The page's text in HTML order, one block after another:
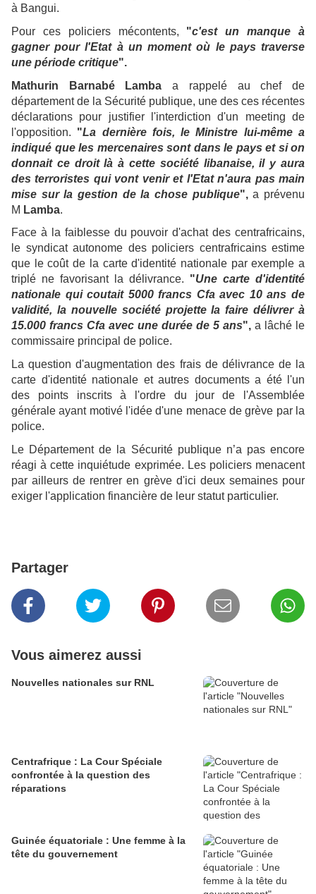
à Bangui.
Pour ces policiers mécontents, "c'est un manque à
gagner pour l'Etat à un moment où le pays traverse
une période critique".
Mathurin Barnabé Lamba a rappelé au chef de
département de la Sécurité publique, une des ces récentes
déclarations pour justifier l'interdiction d'un meeting de
l'opposition. "La dernière fois, le Ministre lui-même a
indiqué que les mercenaires sont dans le pays et si on
donnait ce droit là à cette société libanaise, il y aura
des terroristes qui vont venir et l'Etat n'aura pas main
mise sur la gestion de la chose publique",a prévenu
M Lamba.
Face à la faiblesse du pouvoir d'achat des centrafricains,
le syndicat autonome des policiers centrafricains estime
que le coût de la carte d'identité nationale par exemple a
triplé ne favorisant la délivrance. "Une carte d'identité
nationale qui coutait 5000 francs Cfa avec 10 ans de
validité, la nouvelle société projette la faire délivrer à
15.000 francs Cfa avec une durée de 5 ans", a lâché le
commissaire principal de police.
La question d'augmentation des frais de délivrance de la
carte d'identité nationale et autres documents a été l'un
des points inscrits à l'ordre du jour de l'Assemblée
générale ayant motivé l'idée d'une menace de grève par la
police.
Le Département de la Sécurité publique n’a pas encore
réagi à cette inquiétude exprimée. Les policiers menacent
par ailleurs de rentrer en grève d'ici deux semaines pour
exiger l'application financière de leur statut particulier.
Partager
Vous aimerez aussi
Nouvelles nationales sur RNL
Centrafrique : La Cour Spéciale
confrontée à la question des
réparations
Guinée équatoriale : Une femme à la
tête du gouvernement